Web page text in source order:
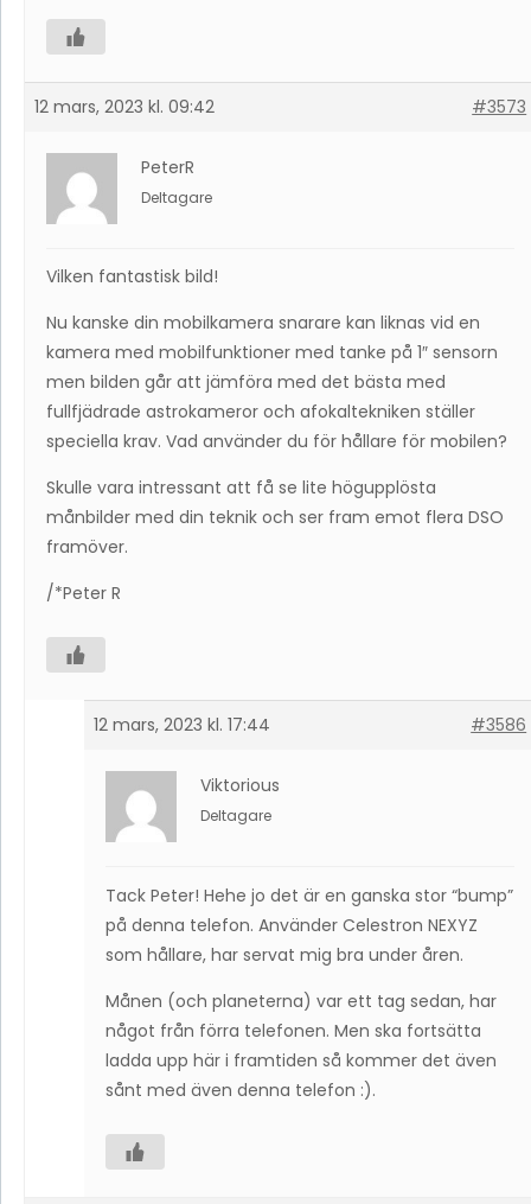
12 mars, 2023 kl. 09:42 #3573
PeterR
Deltagare
Vilken fantastisk bild!
Nu kanske din mobilkamera snarare kan liknas vid en
kamera med mobilfunktioner med tanke på 1″ sensorn
men bilden går att jämföra med det bästa med
fullfjädrade astrokameror och afokaltekniken ställer
speciella krav. Vad använder du för hållare för mobilen?
Skulle vara intressant att få se lite högupplösta
månbilder med din teknik och ser fram emot flera DSO
framöver.
/*Peter R
12 mars, 2023 kl. 17:44 #3586
Viktorious
Deltagare
Tack Peter! Hehe jo det är en ganska stor “bump”
på denna telefon. Använder Celestron NEXYZ
som hållare, har servat mig bra under åren.
Månen (och planeterna) var ett tag sedan, har
något från förra telefonen. Men ska fortsätta
ladda upp här i framtiden så kommer det även
sånt med även denna telefon :).